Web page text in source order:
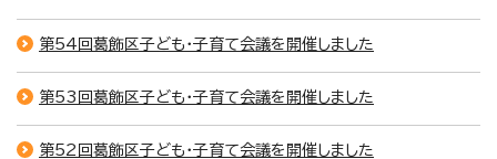
第54回葛飾区子ども・子育て会議を開催しました
第53回葛飾区子ども・子育て会議を開催しました
第52回葛飾区子ども・子育て会議を開催しました